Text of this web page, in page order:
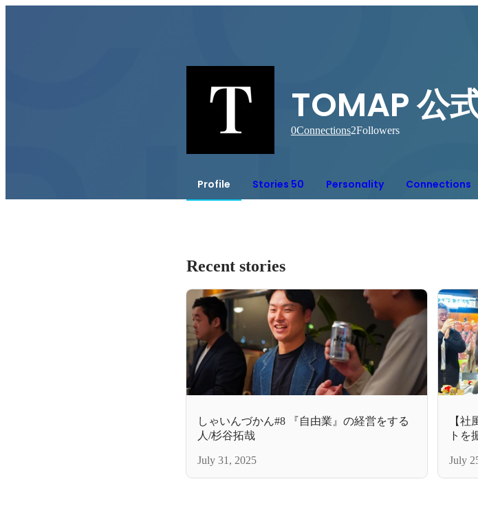
TOMAP 公
0Connections2Followers
Profile Stories 50 Personality Connections
Recent stories
しゃいんづかん#8 『自由業』の経営をする
人/杉谷拓哉
July 31, 2025
【
トを
July